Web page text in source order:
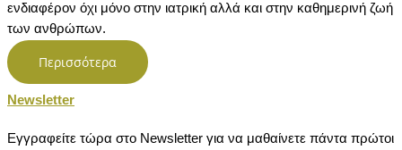
ενδιαφέρον όχι μόνο στην ιατρική αλλά και στην καθημερινή ζωή
των ανθρώπων.
Περισσότερα
Newsletter
Εγγραφείτε τώρα στο Newsletter για να μαθαίνετε πάντα πρώτοι